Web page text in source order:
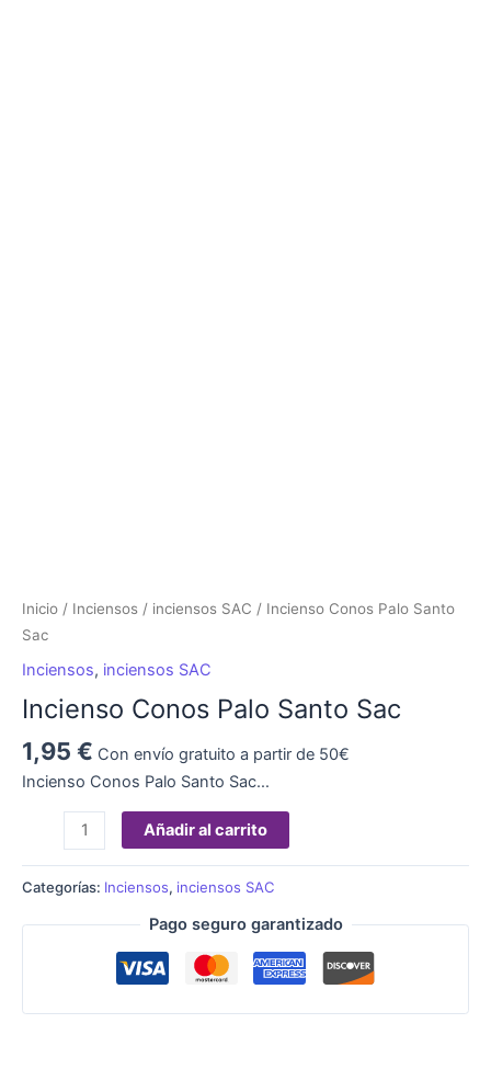
Inicio / Inciensos / inciensos SAC / Incienso Conos Palo Santo
Sac
Inciensos, inciensos SAC
Incienso Conos Palo Santo Sac
1,95 € Con envío gratuito a partir de 50€
Incienso Conos Palo Santo Sac…
Añadir al carrito
Categorías: Inciensos, inciensos SAC
Pago seguro garantizado